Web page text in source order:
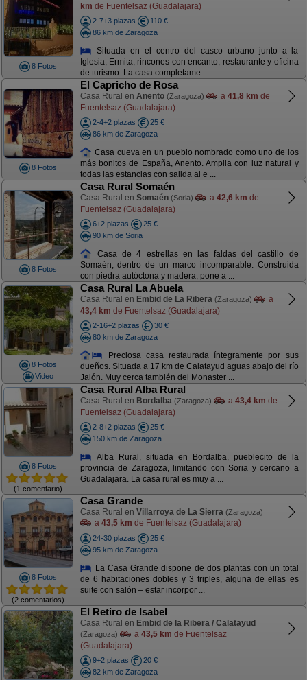
8 Fotos
km de Fuentelsaz (Guadalajara)
2-7+3 plazas
110 €
86 km de Zaragoza
Situada en el centro del casco urbano junto a la
Iglesia, Ermita, rincones con encanto, restaurante y oficina
de turismo. La casa completame ...
8 Fotos
El Capricho de Rosa
Casa Rural en Anento (Zaragoza) a 41,8 km de
Fuentelsaz (Guadalajara)
2-4+2 plazas
25 €
86 km de Zaragoza
Casa cueva en un pueblo nombrado como uno de los
más bonitos de España, Anento. Amplia con luz natural y
todas las estancias con salida al e ...
8 Fotos
Casa Rural Somaén
Casa Rural en Somaén (Soria) a 42,6 km de
Fuentelsaz (Guadalajara)
6+2 plazas
25 €
90 km de Soria
Casa de 4 estrellas en las faldas del castillo de
Somaén, dentro de un marco incomparable. Construida
con piedra autóctona y madera, pone a ...
8 Fotos
Video
Casa Rural La Abuela
Casa Rural en Embid de La Ribera (Zaragoza)
a
43,4 km de Fuentelsaz (Guadalajara)
2-16+2 plazas
30 €
80 km de Zaragoza
Preciosa casa restaurada íntegramente por sus
dueños. Situada a 17 km de Calatayud aguas abajo del río
Jalón. Muy cerca también del Monaster ...
8 Fotos
(1 comentario)
Casa Rural Alba Rural
Casa Rural en Bordalba (Zaragoza) a 43,4 km de
Fuentelsaz (Guadalajara)
2-8+2 plazas
25 €
150 km de Zaragoza
Alba Rural, situada en Bordalba, pueblecito de la
provincia de Zaragoza, limitando con Soria y cercano a
Guadalajara. La casa rural es muy a ...
8 Fotos
(2 comentarios)
Casa Grande
Casa Rural en Villarroya de La Sierra (Zaragoza)
a 43,5 km de Fuentelsaz (Guadalajara)
24-30 plazas
25 €
95 km de Zaragoza
La Casa Grande dispone de dos plantas con un total
de 6 habitaciones dobles y 3 triples, alguna de ellas es
suite con salón – estar incorpor ...
El Retiro de Isabel
Casa Rural en Embid de la Ribera / Calatayud
(Zaragoza) a 43,5 km de Fuentelsaz
(Guadalajara)
9+2 plazas
20 €
82 km de Zaragoza